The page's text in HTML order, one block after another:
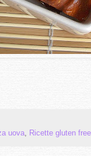
uova, Ricette gluten free